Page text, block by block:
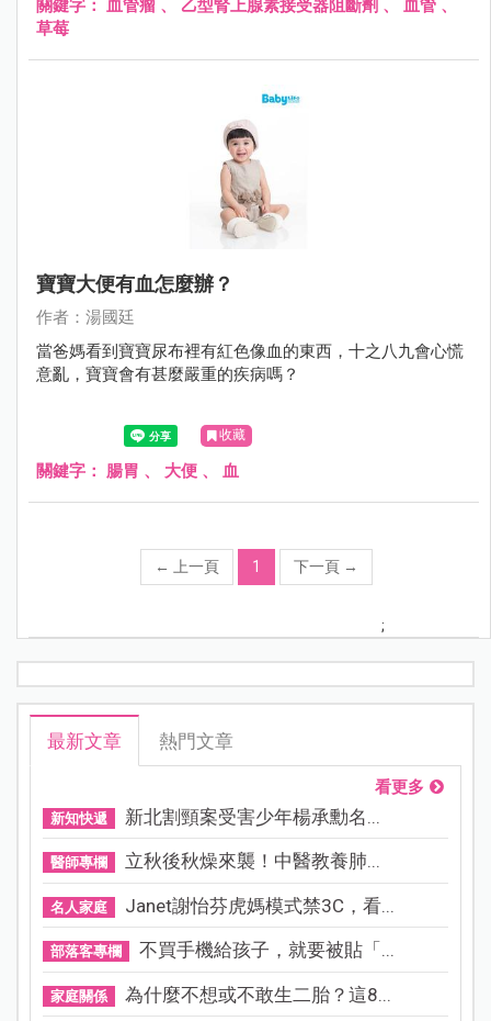
關鍵字： 血管瘤 、 乙型腎上腺素接受器阻斷劑 、 血管 、
草莓
寶寶大便有血怎麼辦？
作者：湯國廷
當爸媽看到寶寶尿布裡有紅色像血的東西，十之八九會心慌
意亂，寶寶會有甚麼嚴重的疾病嗎？
收藏
關鍵字： 腸胃 、 大便 、 血
← 上一頁 1 下一頁 →
;
最新文章 熱門文章
看更多
新知快遞 新北割頸案受害少年楊承勳名...
醫師專欄 立秋後秋燥來襲！中醫教養肺...
名人家庭 Janet謝怡芬虎媽模式禁3C，看...
部落客專欄 不買手機給孩子，就要被貼「...
家庭關係 為什麼不想或不敢生二胎？這8...